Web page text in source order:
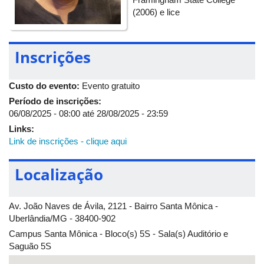
4º Dia: Sábado 06/09/2025
Manhã (8h30 - 11h30)
Jornada Poliglota
(2006) e lice
Inscrições
Custo do evento: Evento gratuito
Período de inscrições:
06/08/2025 - 08:00 até 28/08/2025 - 23:59
Links:
Link de inscrições - clique aqui
Localização
Av. João Naves de Ávila, 2121 - Bairro Santa Mônica -
Uberlândia/MG - 38400-902
Campus Santa Mônica - Bloco(s) 5S - Sala(s) Auditório e
Saguão 5S